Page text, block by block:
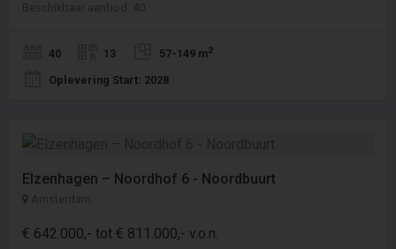
Beschikbaar aanbod: 40
40 13 57-149 m2
Oplevering Start: 2028
Elzenhagen – Noordhof 6 - Noordbuurt
Amsterdam
€ 642.000,- tot € 811.000,- v.o.n.